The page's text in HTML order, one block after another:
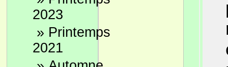
2023
» Printemps
2021